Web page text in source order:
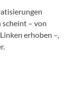
scheint – von
erhoben –,